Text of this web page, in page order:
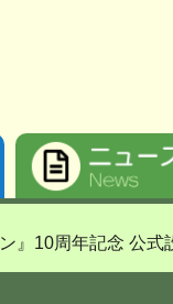
』10周年記念 公式